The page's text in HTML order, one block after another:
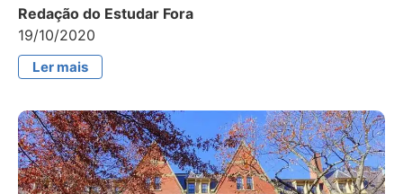
Redação do Estudar Fora
19/10/2020
Ler mais